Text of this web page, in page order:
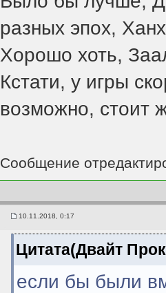
разных эпох,
Хорошо хоть,
Кстати, у игры
возможно, стоит
Сообщение
10.11.2018, 0:17
Цитата(Двайт
если бы были